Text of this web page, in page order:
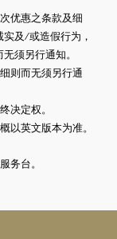
优惠之条款及细
实及/或造假行为，
须另行通知。
则而无须另行通
决定权。
以英文版本为准。
务台。